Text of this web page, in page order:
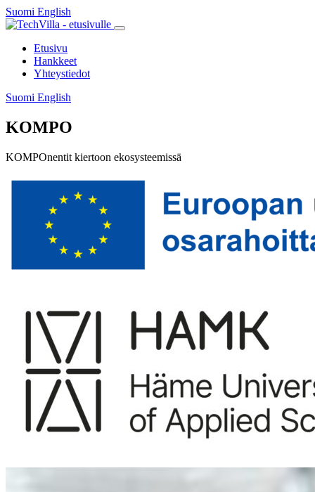
Siirry
sisältöön
Suomi Suomi
English
Päävalikko
Etusivu
Hankkeet
Yhteystiedot
Suomi Suomi
English
KOMPO
KOMPOnentit kiertoon ekosysteemissä